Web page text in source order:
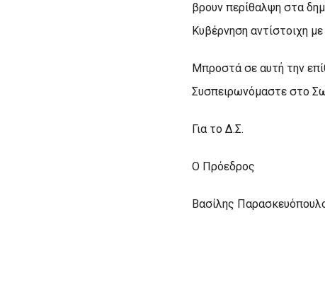
βρουν περίθαλψη στα
Κυβέρνηση αντίστοιχη
Μπροστά σε αυτή την
Συσπειρωνόμαστε στο
Για το Δ.Σ.
Ο Πρόεδρος Ο
Βασίλης